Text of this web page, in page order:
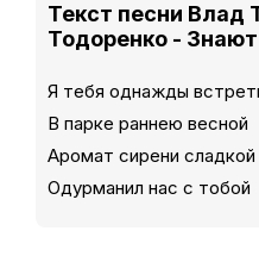
Текст песни Влад
Тодоренко -
Я тебя однажды
В парке раннею весной
Аромат сирени сладкой
Одурманил нас с тобой